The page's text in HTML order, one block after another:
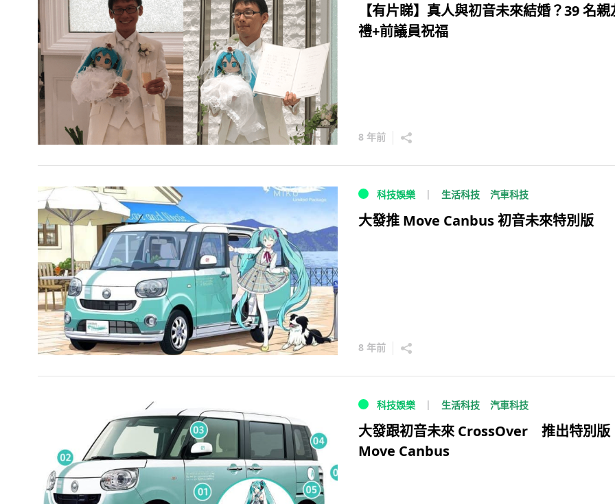
【有片睇】真人與初音未來結婚？39 名親
禮+前議員祝福
8 年前
科技娛樂 生活科技 汽車科技
大發推 Move Canbus 初音未來特別版
8 年前
科技娛樂 生活科技 汽車科技
大發跟初音未來 CrossOver 推出特別版
Move Canbus